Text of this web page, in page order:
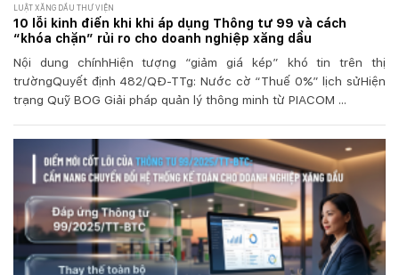
LUẬT XĂNG DẦU THƯ VIỆN
10 lỗi kinh điển khi khi áp dụng Thông tư 99 và cách
“khóa chặn” rủi ro cho doanh nghiệp xăng dầu
Nội dung chínhHiện tượng “giảm giá kép” khó tin trên thị
trườngQuyết định 482/QĐ-TTg: Nước cờ “Thuế 0%” lịch sửHiện
trạng Quỹ BOG Giải pháp quản lý thông minh từ PIACOM ...